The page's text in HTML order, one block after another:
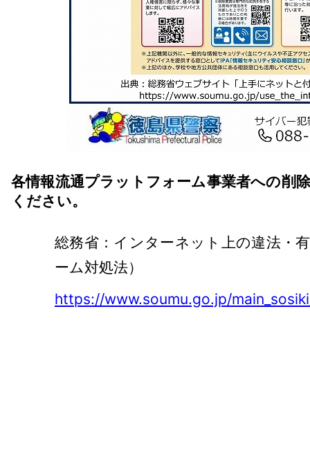
各情報流通プラットフォーム事業者への削
ください。
総務省：インターネット上の違法・
ーム対処法）
https://www.soumu.go.jp/